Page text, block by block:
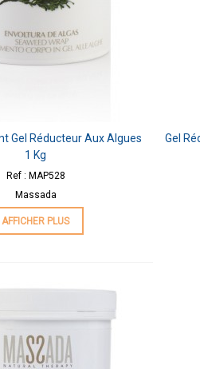
Gel Réducteur Aux Algues
1 Kg
Ref : MAP528
Massada
AFFICHER PLUS
Gel